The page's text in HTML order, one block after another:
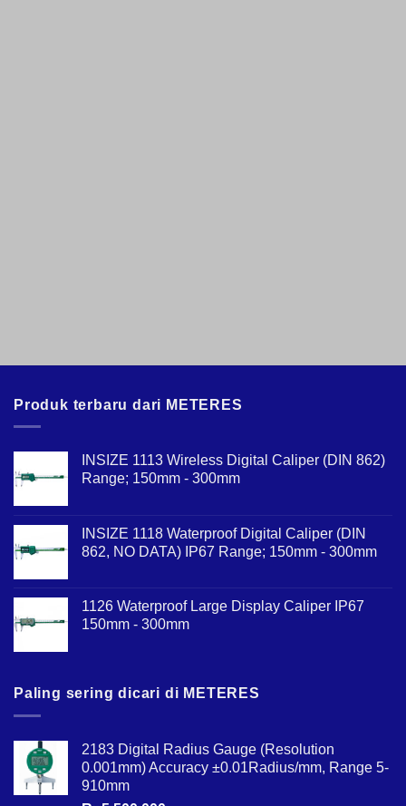
Produk terbaru dari METERES
INSIZE 1113 Wireless Digital Caliper (DIN 862)
Range; 150mm - 300mm
INSIZE 1118 Waterproof Digital Caliper (DIN
862, NO DATA) IP67 Range; 150mm - 300mm
1126 Waterproof Large Display Caliper IP67
150mm - 300mm
Paling sering dicari di METERES
2183 Digital Radius Gauge (Resolution
0.001mm) Accuracy ±0.01Radius/mm, Range 5-
910mm